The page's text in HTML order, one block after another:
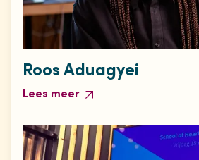
Roos Aduagyei
Lees meer